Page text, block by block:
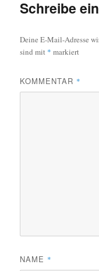
Schreibe
Deine E-Mail-Adresse
sind mit * markiert
KOMMENTAR *
NAME *